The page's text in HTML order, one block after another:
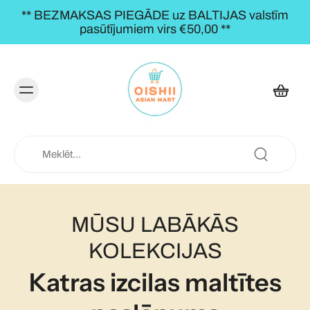
** BEZMAKSAS PIEGĀDE uz BALTIJAS valstīm
pasūtījumiem virs €50,00 **
MŪSU LABĀKĀS
KOLEKCIJAS
Katras izcilas maltītes